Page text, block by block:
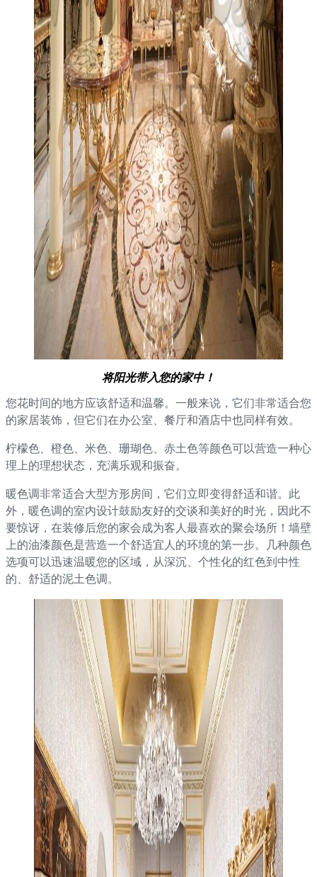
将阳光带入您的家中！
您花时间的地方应该舒适和温馨。一般来说，它们非常适合您
的家居装饰，但它们在办公室、餐厅和酒店中也同样有效。
柠檬色、橙色、米色、珊瑚色、赤土色等颜色可以营造一种心
理上的理想状态，充满乐观和振奋。
暖色调非常适合大型方形房间，它们立即变得舒适和谐。此
外，暖色调的室内设计鼓励友好的交谈和美好的时光，因此不
要惊讶，在装修后您的家会成为客人最喜欢的聚会场所！墙壁
上的油漆颜色是营造一个舒适宜人的环境的第一步。几种颜色
选项可以迅速温暖您的区域，从深沉、个性化的红色到中性
的、舒适的泥土色调。